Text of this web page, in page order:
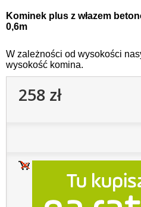
Kominek plus z włazem
0,6m
W zależności od wysokości
wysokość komina.
258 zł